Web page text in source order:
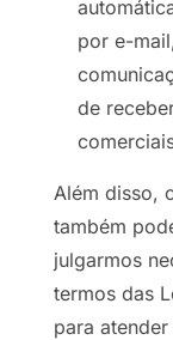
por e-
de
Além disso,
também
julgarmos
termos das
para